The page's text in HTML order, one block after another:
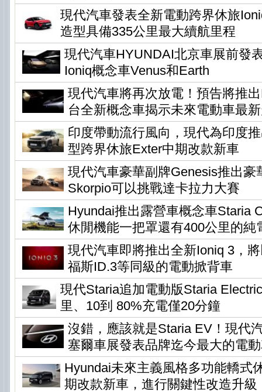
現代汽車發表全新電動跨界休旅
造型具備335公里最大續航里程
現代汽車HYUNDAI北京車展前發
Ioniq概念車Venus和Earth
現代汽車將再次放電！預告將推
台全新概念車揭示未來電動車最
印度帶動流行風向，現代為印度
型跨界休旅Exter中期改款新車
現代汽車豪華副牌Genesis推出豪
Skorpio可以挑戰達卡拉力大賽
Hyundai推出露營車概念車Staria
休閒機能一把罩還有400公里的純
現代汽車即將推出全新Ioniq 3，
福斯ID.3等同級的電動掀背車
現代Staria追加電動版Staria
里、10到 80%充電僅20分鐘
沒錯，應該就是Staria EV！現代
塞爾車展發表品牌迄今最大的電
Hyundai未來主義風格多功能轎式
期改款新車，進行關鍵性改造升級